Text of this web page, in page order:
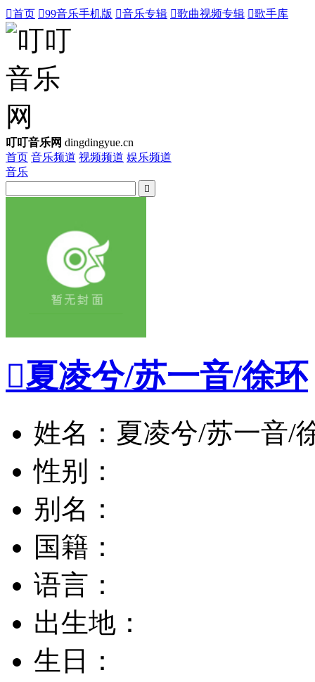
首页 99音乐手机版 音乐专辑 歌曲视频专辑 歌手库
叮叮音乐网 dingdingyue.cn
首页 音乐频道 视频频道 娱乐频道
音乐

夏凌兮/苏一音/徐环
姓名：夏凌兮/苏一音/
性别：
别名：
国籍：
语言：
出生地：
生日：